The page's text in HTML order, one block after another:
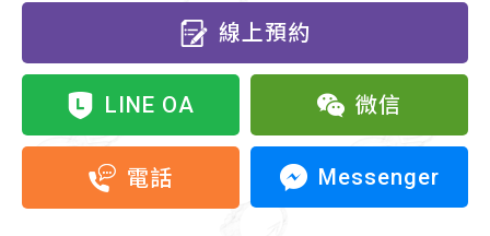
線上預約
LINE OA 微信
電話 Messenger